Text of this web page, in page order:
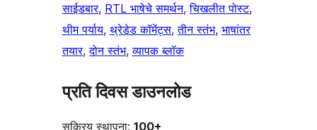
साईडबार, RTL भाषेचे समर्थन, चिखलीत पोस्ट
थीम पर्याय, थ्रेडेड कॉमेंट्स, तीन स्तंभ, भाषांतर
तयार, दोन स्तंभ, व्यापक ब्लॉक
प्रति दिवस डाउनलोड
सक्रिय स्थापना: 100+